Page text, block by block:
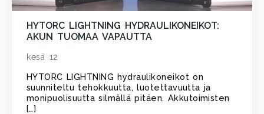
HYTORC LIGHTNING HYDRAULIKONEIKOT:
AKUN TUOMAA VAPAUTTA
kesä 12
HYTORC LIGHTNING hydraulikoneikot on
suunniteltu tehokkuutta, luotettavuutta ja
monipuolisuutta silmällä pitäen. Akkutoimisten
[…]